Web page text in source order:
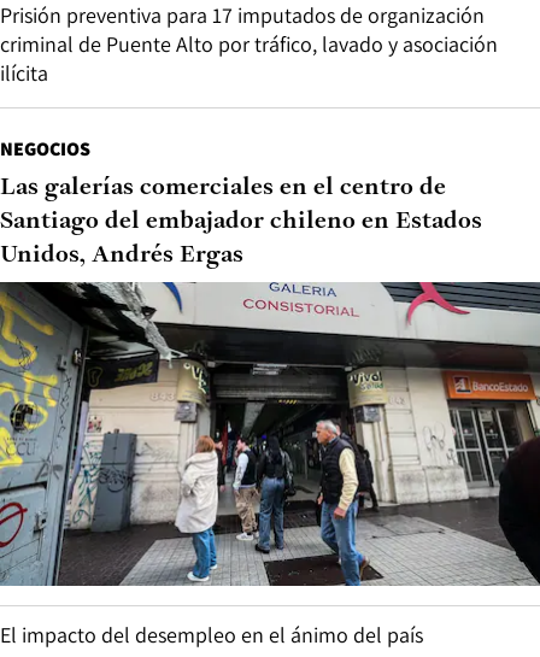
Prisión preventiva para 17 imputados de organización
criminal de Puente Alto por tráfico, lavado y asociación
ilícita
NEGOCIOS
Las galerías comerciales en el centro de
Santiago del embajador chileno en Estados
Unidos, Andrés Ergas
El impacto del desempleo en el ánimo del país